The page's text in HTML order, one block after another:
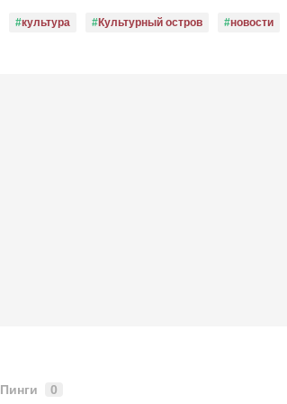
культура Культурный остров
новости
Пинги 0